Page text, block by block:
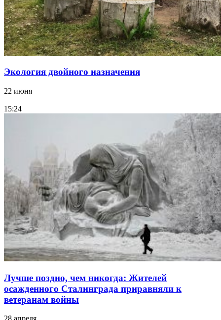
Экология двойного назначения
22 июня
15:24
Лучше поздно, чем никогда: Жителей
осажденного Сталинграда приравняли к
ветеранам войны